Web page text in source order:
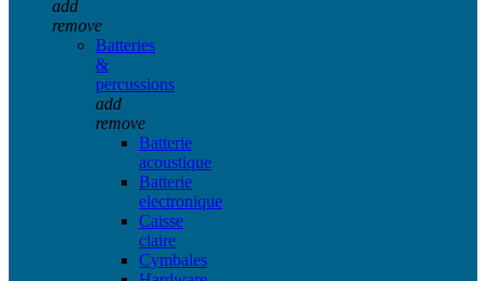
add
remove
Batteries
&
percussions
add
remove
Batterie
acoustique
Batterie
electronique
Caisse
claire
Cymbales